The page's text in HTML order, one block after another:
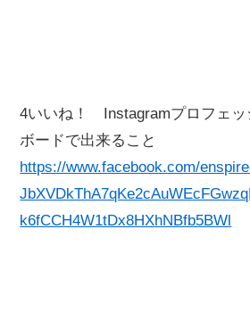
4いいね！ Instagramプロフェッ
ボードで出来ること
https://www.facebook.com/
k6fCCH4W1tDx8HXhNBfb5BWl